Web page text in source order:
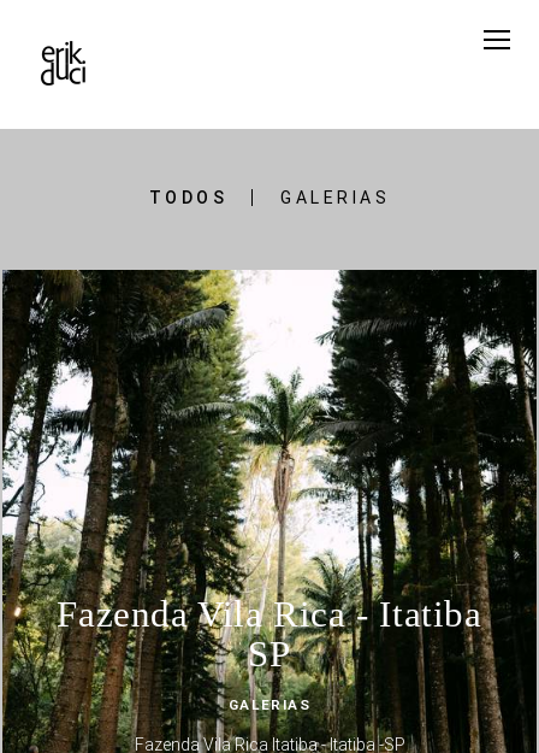
TODOS GALERIAS
Fazenda Vila Rica - Itatiba
SP
GALERIAS
Fazenda Vila Rica Itatiba - Itatiba -SP